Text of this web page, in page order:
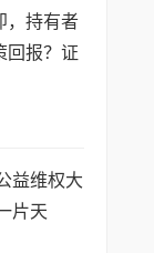
，持有者
回报？证
益维权大
片天